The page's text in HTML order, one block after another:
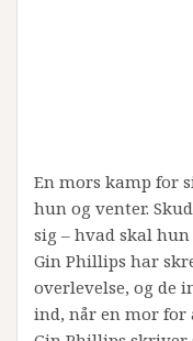
En mors kamp for
hun og venter.
sig – hvad skal
Gin Phillips har
overlevelse, og de
ind, når en mor for